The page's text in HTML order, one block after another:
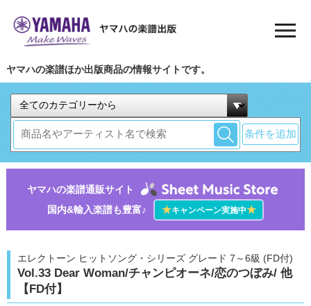
ヤマハの楽譜ほか出版商品の情報サイトです。
条件を追加
ヤマハの楽譜通販サイト
国内&輸入楽譜も豊富♪
★キャンペーン実施中★
エレクトーン ヒットソング・シリーズ グレード 7～6級 (FD付)
Vol.33 Dear Woman/チャンピオーネ/恋のつぼみ/ 他
【FD付】